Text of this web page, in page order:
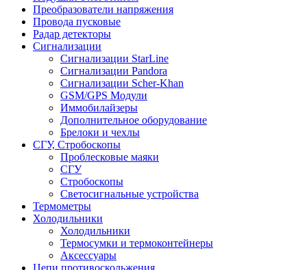
Преобразователи напряжения
Провода пусковые
Радар детекторы
Сигнализации
Сигнализации StarLine
Сигнализации Pandora
Сигнализации Scher-Khan
GSM/GPS Модули
Иммобилайзеры
Дополнительное оборудование
Брелоки и чехлы
СГУ, Стробоскопы
Проблесковые маяки
СГУ
Стробоскопы
Светосигнальные устройства
Термометры
Холодильники
Холодильники
Термосумки и термоконтейнеры
Аксессуары
Цепи противоскольжения